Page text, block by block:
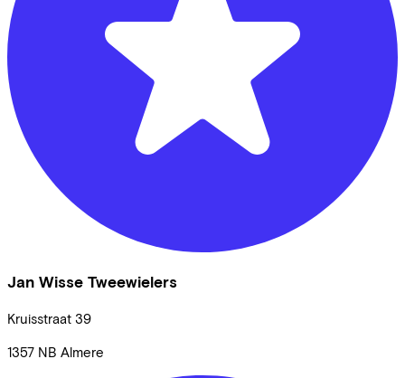
Jan Wisse Tweewielers
Kruisstraat 39
1357 NB Almere